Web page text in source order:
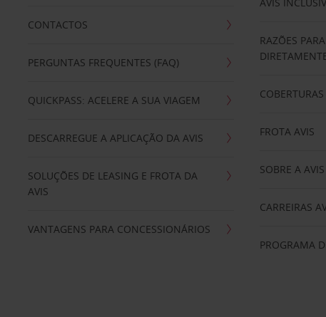
CONTACTOS
PERGUNTAS FREQUENTES (FAQ)
QUICKPASS: ACELERE A SUA VIAGEM
DESCARREGUE A APLICAÇÃO DA AVIS
SOLUÇÕES DE LEASING E FROTA DA
AVIS
VANTAGENS PARA CONCESSIONÁRIOS
RAZÕES
FROTA AVIS
SOBRE A AVIS
CARREIRAS
PROGRAMA